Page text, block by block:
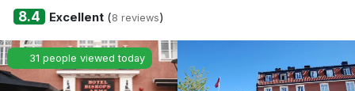
Göteborg
Malmö
8.4 Excellent(8 reviews)
31 people viewed today